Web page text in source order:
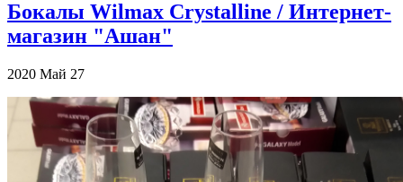
Бокалы Wilmax Crystalline / Интернет-
магазин "Ашан"
2020 Май 27